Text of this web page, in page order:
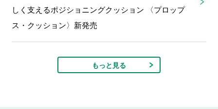
しく支えるポジショニングクッション 〈プロップ
ス・クッション〉新発売
もっと見る